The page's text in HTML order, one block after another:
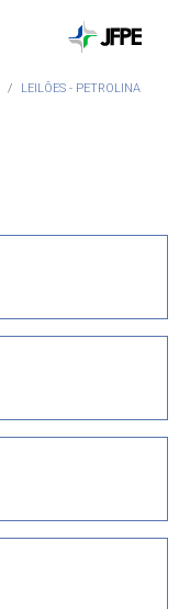
LEILÕES - PETROLINA